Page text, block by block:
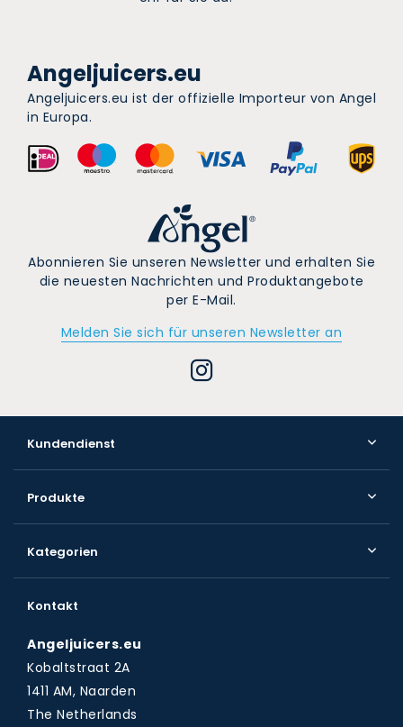
Angeljuicers.eu
Angeljuicers.eu ist der offizielle Importeur von Angel
in Europa.
Abonnieren Sie unseren Newsletter und erhalten Sie
die neuesten Nachrichten und Produktangebote
per E-Mail.
Melden Sie sich für unseren Newsletter an
Kundendienst
Produkte
Kategorien
Kontakt
Angeljuicers.eu
Kobaltstraat 2A
1411 AM, Naarden
The Netherlands